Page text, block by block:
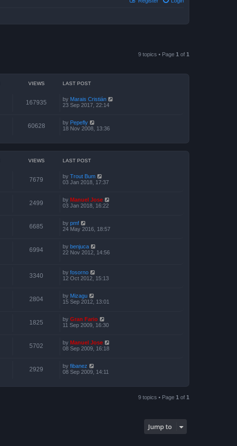
9 topics • Page 1 of 1
VIEWS LAST POST
167935 by Marais Cristián
23 Sep 2017, 22:14
60628 by Pepefly
18 Nov 2008, 13:36
VIEWS LAST POST
7679 by Trout Bum
03 Jan 2018, 17:37
2499 by Manuel Jose
03 Jan 2018, 16:22
6685 by pmf
24 May 2016, 18:57
6994 by benjuca
22 Nov 2012, 14:56
3340 by fosorno
12 Oct 2012, 15:13
2804 by Mizagu
15 Sep 2012, 13:01
1825 by Gran Fario
11 Sep 2009, 16:30
5702 by Manuel Jose
08 Sep 2009, 16:18
2929 by fibanez
08 Sep 2009, 14:11
9 topics • Page 1 of 1
Jump to